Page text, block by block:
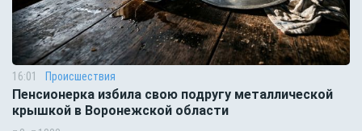
16:01 Происшествия
Пенсионерка избила свою подругу металлической
крышкой в Воронежской области